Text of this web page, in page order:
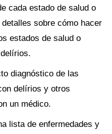
cada estado de salud o
sobre cómo hacer
estados de salud o
diagnóstico de las
delírios y otros
un médico.
lista de enfermedades y